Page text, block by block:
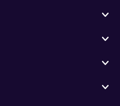
expand_more
expand_more
expand_more
expand_more